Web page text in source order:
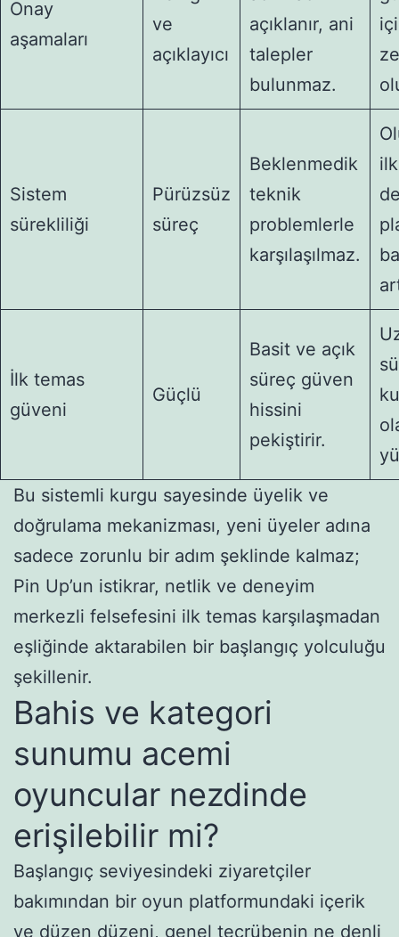
Onay
aşamaları
ve
açıklayıcı
açıklanır, ani
talepler
bulunmaz.
Sistem
sürekliliği
Pürüzsüz
süreç
Beklenmedik
teknik
problemlerle
karşılaşılmaz.
ilk
İlk temas
güveni
Güçlü
Basit ve açık
süreç güven
hissini
pekiştirir.
Bu sistemli kurgu sayesinde üyelik ve
doğrulama mekanizması, yeni üyeler adına
sadece zorunlu bir adım şeklinde kalmaz;
Pin Up’un istikrar, netlik ve deneyim
merkezli felsefesini ilk temas karşılaşmadan
eşliğinde aktarabilen bir başlangıç yolculuğu
şekillenir.
Bahis ve kategori
sunumu acemi
oyuncular nezdinde
erişilebilir mi?
Başlangıç seviyesindeki ziyaretçiler
bakımından bir oyun platformundaki içerik
ve düzen düzeni, genel tecrübenin ne denli